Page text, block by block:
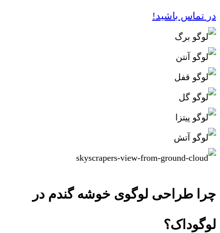
در تماس باشید!
چرا طراحی لوگوی خوشه گندم در
لوگوداک؟